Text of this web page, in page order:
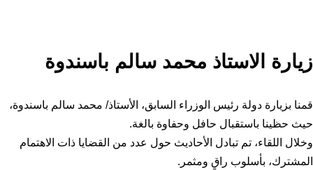
زيارة الاستاذ محمد سالم باسندوة
قمنا بزيارة دولة رئيس الوزراء السابق، الأستاذ/ محمد سالم باسندوة،
حيث حظينا باستقبال حافل وحفاوة بالغة.
وخلال اللقاء، تم تبادل الأحاديث حول عدد من القضايا ذات الاهتمام
المشترك، بأسلوب راقٍ ومثمر.